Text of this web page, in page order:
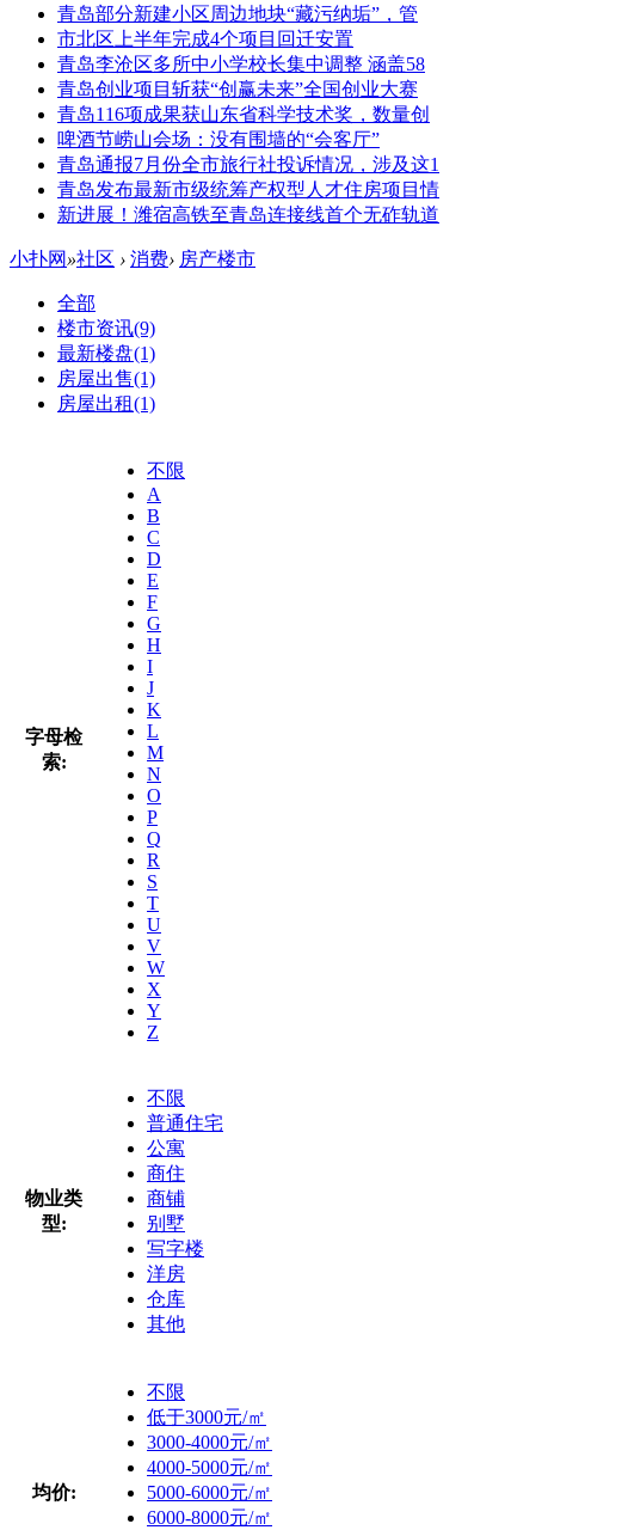
青岛部分新建小区周边地块“藏污纳垢”，管
市北区上半年完成4个项目回迁安置
青岛李沧区多所中小学校长集中调整 涵盖58
青岛创业项目斩获“创赢未来”全国创业大赛
青岛116项成果获山东省科学技术奖，数量创
啤酒节崂山会场：没有围墙的“会客厅”
青岛通报7月份全市旅行社投诉情况，涉及这1
青岛发布最新市级统筹产权型人才住房项目情
新进展！潍宿高铁至青岛连接线首个无砟轨道
小扑网 »社区 › 消费› 房产楼市
全部
楼市资讯(9)
最新楼盘(1)
房屋出售(1)
房屋出租(1)
字母检
索:
不限
A
B
C
D
E
F
G
H
I
J
K
L
M
N
O
P
Q
R
S
T
U
V
W
X
Y
Z
物业类
型:
不限
普通住宅
公寓
商住
商铺
别墅
写字楼
洋房
仓库
其他
均价:
不限
低于3000元/㎡
3000-4000元/㎡
4000-5000元/㎡
5000-6000元/㎡
6000-8000元/㎡